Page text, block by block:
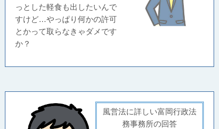
っとした軽食も出したいんで
すけど…やっぱり何かの許可
とかって取らなきゃダメです
か？
風営法に詳しい富岡行政法
務事務所の回答